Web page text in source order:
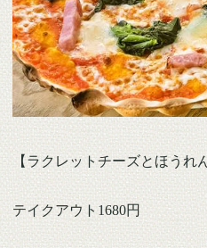
【ラクレットチーズとほう
テイクアウト1680円